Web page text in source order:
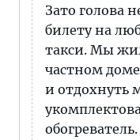
Зато голова
билету на
такси. Мы
частном
и отдохнуть